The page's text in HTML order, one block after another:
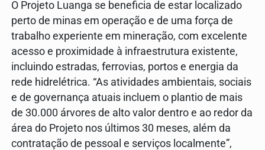
O Projeto Luanga se beneficia de estar localizado
perto de minas em operação e de uma força de
trabalho experiente em mineração, com excelente
acesso e proximidade à infraestrutura existente,
incluindo estradas, ferrovias, portos e energia da
rede hidrelétrica. “As atividades ambientais, sociais
e de governança atuais incluem o plantio de mais
de 30.000 árvores de alto valor dentro e ao redor da
área do Projeto nos últimos 30 meses, além da
contratação de pessoal e serviços localmente”,